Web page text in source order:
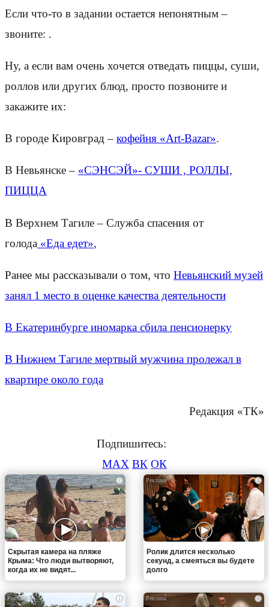
Если что-то в задании остается непонятным –
звоните: .
Ну, а если вам очень хочется отведать пиццы, суши,
роллов или других блюд, просто позвоните и
закажите их:
В городе Кировград – кофейня «Art-Bazar».
В Невьянске – «СЭНСЭЙ»- СУШИ , РОЛЛЫ,
ПИЦЦА
В Верхнем Тагиле – Служба спасения от
голода «Еда едет»,
Ранее мы рассказывали о том, что Невьянский музей
занял 1 место в оценке качества деятельности
В Екатеринбурге иномарка сбила пенсионерку
В Нижнем Тагиле мертвый мужчина пролежал в
квартире около года
Редакция «ТК»
Подпишитесь:
MAX ВК ОК
i
Скрытая камера на пляже
Крыма: Что люди вытворяют,
когда их не видят...
i
Ролик длится несколько
секунд, а смеяться вы будете
долго
i i